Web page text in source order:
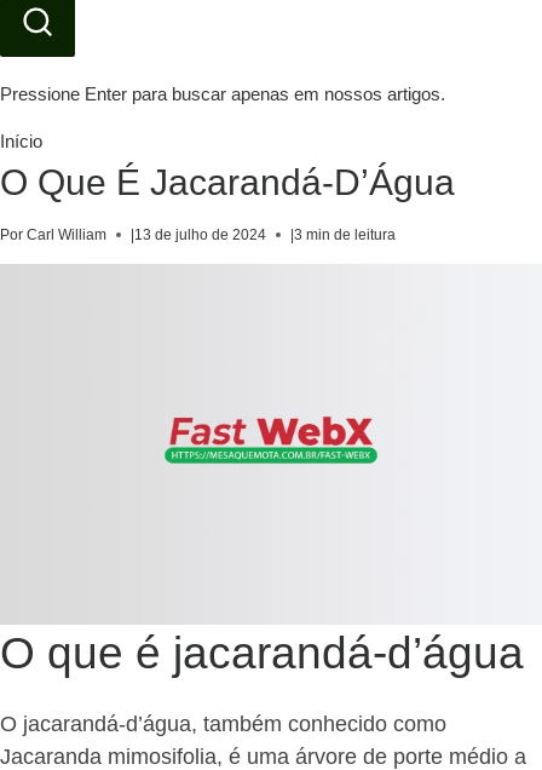
Pressione Enter para buscar apenas em nossos artigos.
Início
O Que É Jacarandá-D’Água
Por Carl William |13 de julho de 2024 |3 min de leitura
O que é jacarandá-d’água
O jacarandá-d’água, também conhecido como
Jacaranda mimosifolia, é uma árvore de porte médio a